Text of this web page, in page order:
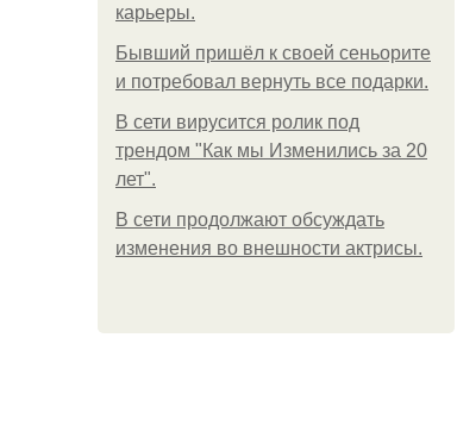
карьеры.
Бывший пришёл к своей сеньорите
и потребовал вернуть все подарки.
В сети вирусится ролик под
трендом "Как мы Изменились за 20
лет".
В сети продолжают обсуждать
изменения во внешности актрисы.